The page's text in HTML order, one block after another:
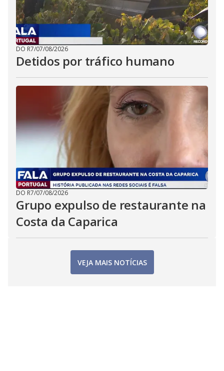
DO R7/07/08/2026
Detidos por tráfico humano
DO R7/07/08/2026
Grupo expulso de restaurante na
Costa da Caparica
VEJA MAIS NOTÍCIAS